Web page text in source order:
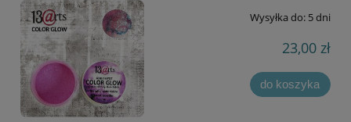
Wysyłka do: 5 dni
23,00 zł
do koszyka